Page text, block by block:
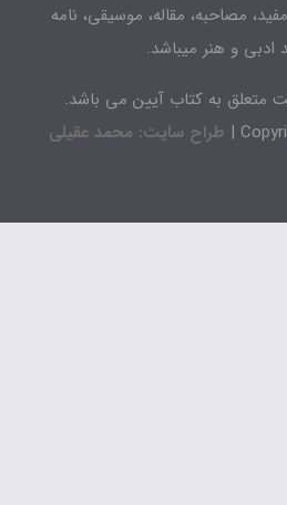
مقاله، موسیقی، نامه
هنر میباشد.
به کتاب آیین می باشد.
طراح سایت: محمد عقیلی